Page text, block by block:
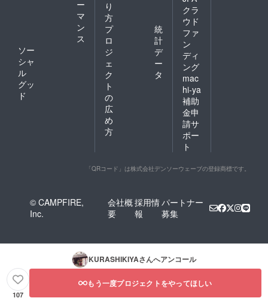
ー
マ
ン
ス
ソー
シャ
ル
グッ
ド
り
方
プ
ロ
ジ
ェ
ク
ト
の
広
め
方
統
計
デ
ー
タ
クラ
ウド
ファ
ン
ディ
ング
mac
hi-ya
補助
金申
請サ
ポー
ト
「QRコード」は株式会社デンソーウェーブの登録商標です。
© CAMPFIRE,
Inc.
会社概
要
採用情
報
パートナー
募集
KURASHIKIYAさんへアンコール
107
もう一度プロジェクトをやってほしい